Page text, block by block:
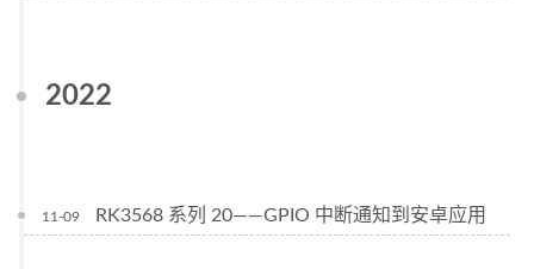
2022
11-09 RK3568 系列 20——GPIO 中断通知到安卓应用